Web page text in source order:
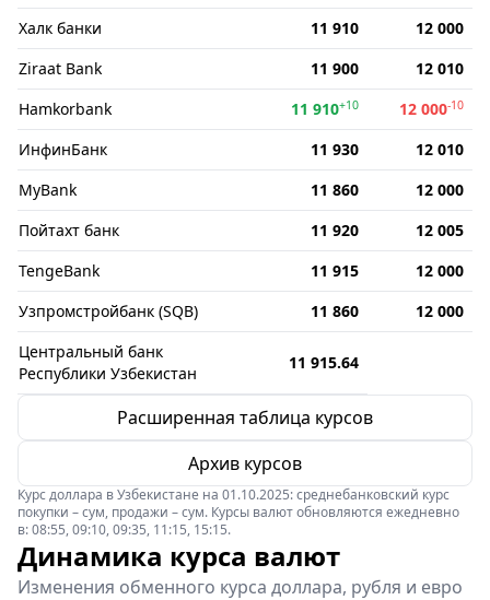
Халк банки
11 910
12 000
Ziraat Bank
11 900
12 010
Hamkorbank
11 910+10 12 000-10
ИнфинБанк 11 930
12 010
MyBank
11 860
12 000
Пойтахт банк
11 920
12 005
TengeBank
11 915
12 000
Узпромстройбанк (SQB)
11 860
12 000
Центральный банк
Республики Узбекистан
11 915.64
Расширенная таблица курсов
Архив курсов
Курс доллара в Узбекистане на 01.10.2025: среднебанковский курс
покупки – сум, продажи – сум. Курсы валют обновляются ежедневно
в: 08:55, 09:10, 09:35, 11:15, 15:15.
Динамика курса валют
Изменения обменного курса доллара, рубля и евро